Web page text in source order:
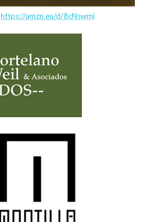
https://amzn.eu/d/8cNswmj